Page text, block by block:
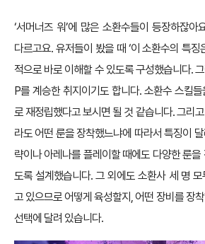
‘서머너즈 워’에 많은 소환수들이 등장하잖아
다르고요. 유저들이 봤을 때 ‘이 소환수의 특징
적으로 바로 이해할 수 있도록 구성했습니다. 그
P를 계승한 취지이기도 합니다. 소환수 스킬
로 재정립했다고 보시면 될 것 같습니다. 그리
라도 어떤 룬을 장착했느냐에 따라서 특징이
략이나 아레나를 플레이할 때에도 다양한 룬
도록 설계했습니다. 그 외에도 소환사 세 명 모
고 있으므로 어떻게 육성할지, 어떤 장비를 장
선택에 달려 있습니다.